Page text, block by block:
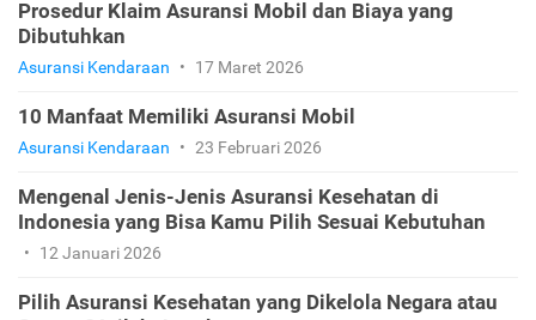
Prosedur Klaim Asuransi Mobil dan Biaya yang
Dibutuhkan
Asuransi Kendaraan • 17 Maret 2026
10 Manfaat Memiliki Asuransi Mobil
Asuransi Kendaraan • 23 Februari 2026
Mengenal Jenis-Jenis Asuransi Kesehatan di
Indonesia yang Bisa Kamu Pilih Sesuai Kebutuhan
• 12 Januari 2026
Pilih Asuransi Kesehatan yang Dikelola Negara atau